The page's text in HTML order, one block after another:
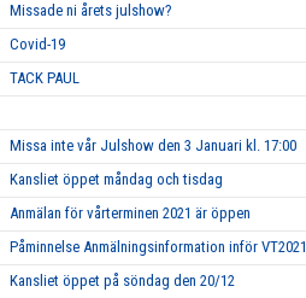
Missade ni årets julshow?
Covid-19
TACK PAUL
Missa inte vår Julshow den 3 Januari kl. 17:00
Kansliet öppet måndag och tisdag
Anmälan för vårterminen 2021 är öppen
Påminnelse Anmälningsinformation inför VT2021
Kansliet öppet på söndag den 20/12